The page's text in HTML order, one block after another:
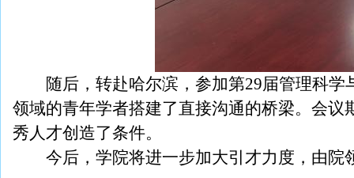
随后，转赴哈尔滨，参加第29届管理科
领域的青年学者搭建了直接沟通的桥梁。会
秀人才创造了条件。
今后，学院将进一步加大引才力度，由